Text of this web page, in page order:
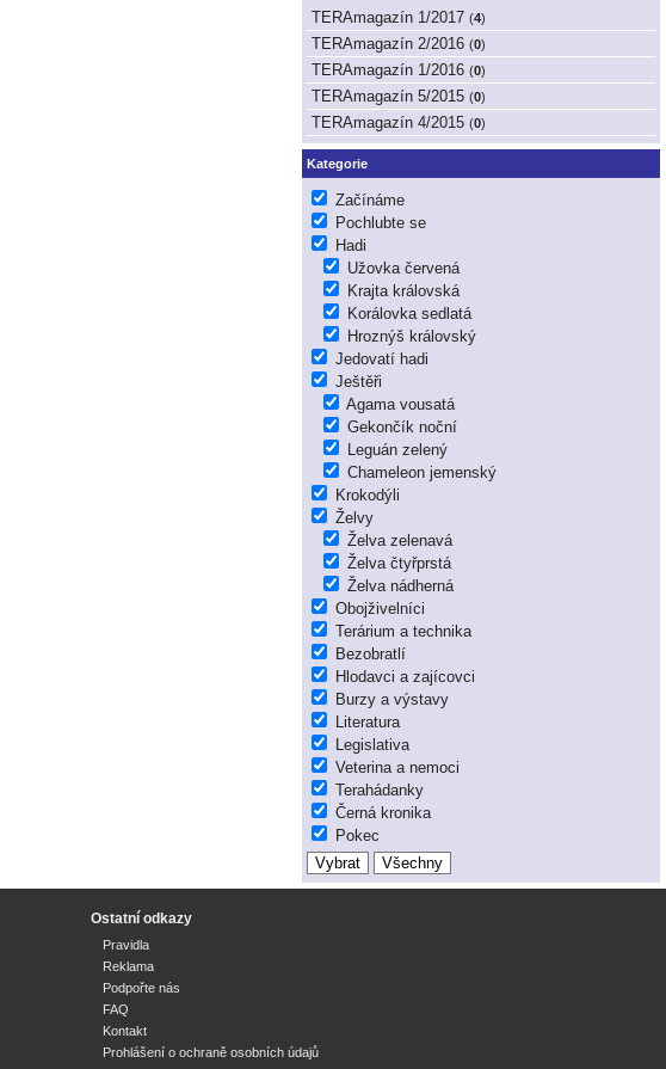
TERAmagazín 1/2017 (4)
TERAmagazín 2/2016 (0)
TERAmagazín 1/2016 (0)
TERAmagazín 5/2015 (0)
TERAmagazín 4/2015 (0)
Kategorie
Začínáme
Pochlubte se
Hadi
Užovka červená
Krajta královská
Korálovka sedlatá
Hroznýš královský
Jedovatí hadi
Ještěři
Agama vousatá
Gekončík noční
Leguán zelený
Chameleon jemenský
Krokodýli
Želvy
Želva zelenavá
Želva čtyřprstá
Želva nádherná
Obojživelníci
Terárium a technika
Bezobratlí
Hlodavci a zajícovci
Burzy a výstavy
Literatura
Legislativa
Veterina a nemoci
Terahádanky
Černá kronika
Pokec
Ostatní odkazy
Pravidla
Reklama
Podpořte nás
FAQ
Kontakt
Prohlášení o ochraně osobních údajů